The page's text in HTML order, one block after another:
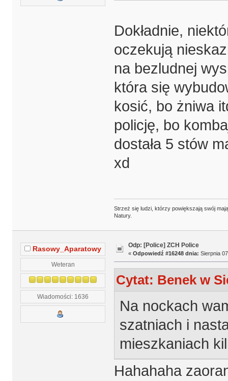
Dokładnie,
oczekują
na bezludnej
która się
kosić, bo żniwa
policję, bo
dostała 5 stów
xd
Strzeż się ludzi, którzy powiększają swój
Natury.
Rasowy_Aparatowy
Weteran
Wiadomości: 1636
Odp: [Police] ZCH Police
« Odpowiedź #16248 dnia: Sierpnia
Cytat: Benek w
Na nockach
szatniach i
mieszkaniach
Hahahaha